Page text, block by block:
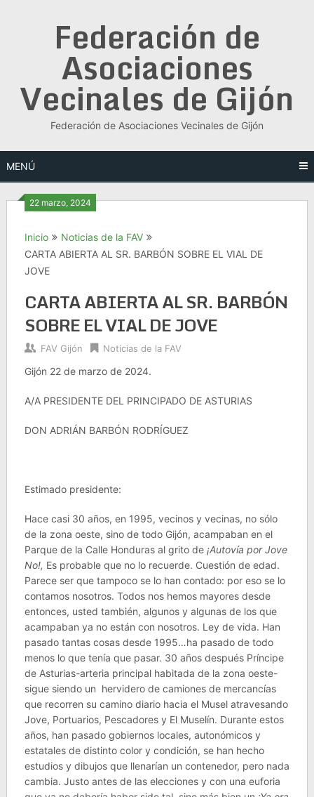
Federación de
Asociaciones
Vecinales de Gijón
Federación de Asociaciones Vecinales de Gijón
MENÚ
22 marzo, 2024
Inicio
Noticias de la FAV
CARTA ABIERTA AL SR. BARBÓN SOBRE EL VIAL DE
JOVE
CARTA ABIERTA AL SR. BARBÓN
SOBRE EL VIAL DE JOVE
FAV Gijón Noticias de la FAV
Gijón 22 de marzo de 2024.
A/A PRESIDENTE DEL PRINCIPADO DE ASTURIAS
DON ADRIÁN BARBÓN RODRÍGUEZ
Estimado presidente:
Hace casi 30 años, en 1995, vecinos y vecinas, no sólo
de la zona oeste, sino de todo Gijón, acampaban en el
Parque de la Calle Honduras al grito de ¡Autovía por Jove
No!, Es probable que no lo recuerde. Cuestión de edad.
Parece ser que tampoco se lo han contado: por eso se lo
contamos nosotros. Todos nos hemos mayores desde
entonces, usted también, algunos y algunas de los que
acampaban ya no están con nosotros. Ley de vida. Han
pasado tantas cosas desde 1995…ha pasado de todo
menos lo que tenía que pasar. 30 años después Príncipe
de Asturias-arteria principal habitada de la zona oeste-
sigue siendo un hervidero de camiones de mercancías
que recorren su camino diario hacia el Musel atravesando
Jove, Portuarios, Pescadores y El Muselín. Durante estos
años, han pasado gobiernos locales, autonómicos y
estatales de distinto color y condición, se han hecho
estudios y dibujos que llenarían un contenedor, pero nada
cambia. Justo antes de las elecciones y con una euforia